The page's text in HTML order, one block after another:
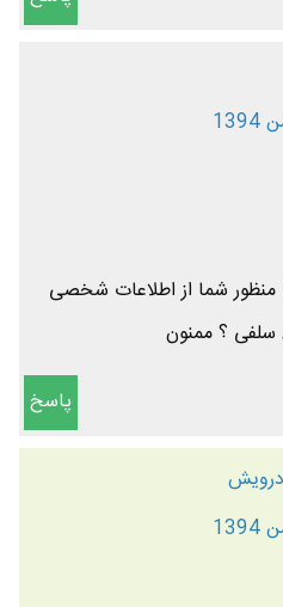
منظور شما از اطلاعات شخصی
؟ ممنون
پاسخ
درویش